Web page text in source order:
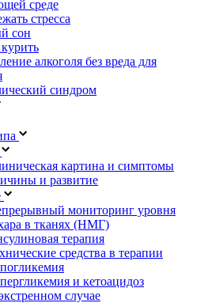
среде
стресса
сон
алкоголя без вреда для
синдром
картина и симптомы
и развитие
мониторинг уровня
в тканях (НМГ)
терапия
средства в терапии
и кетоацидоз
случае